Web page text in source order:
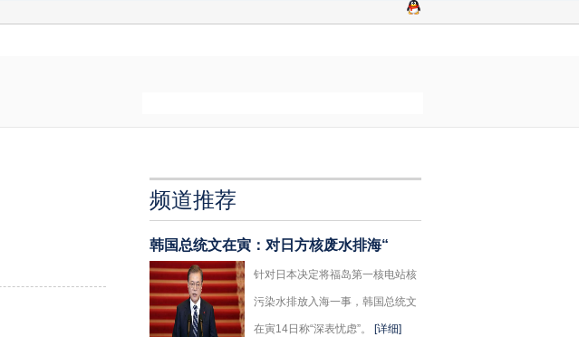
频道推荐
韩国总统文在寅：对日方核废水排海“
针对日本决定将福岛第一核电站核
污染水排放入海一事，韩国总统文
在寅14日称“深表忧虑”。 [详细]